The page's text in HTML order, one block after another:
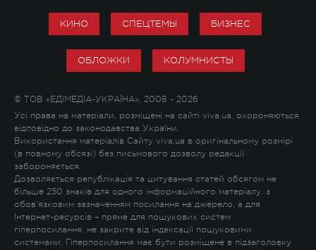
КИНО СПЕЦТЕМЫ БИЗНЕС
ОБЛОЖКИ КОЛУМНИСТЫ
© ТОВ «ЕДІМЕДІА-УКРАЇНА», 2008 - 2026
Усі права на матеріали, розміщені на сайті viva.ua, охороняються
відповідно до законодавства України.
Використання матеріалів Сайту viva.ua в оригінальному розмірі
(в повному обсязі) без письмового дозволу редакції
забороняється.
Дозволяється републікація та цитування статей обсягом не
більше 250 знаків для одного інформаційного матеріалу, з
обов'язковим зазначенням посилання на джерело, а для
Інтернет-ресурсів – пряме для пошукових систем
гіперпосилання, не закрите від індексації пошуковими
системами. Гіперпосилання має бути розміщене в підзаголовку